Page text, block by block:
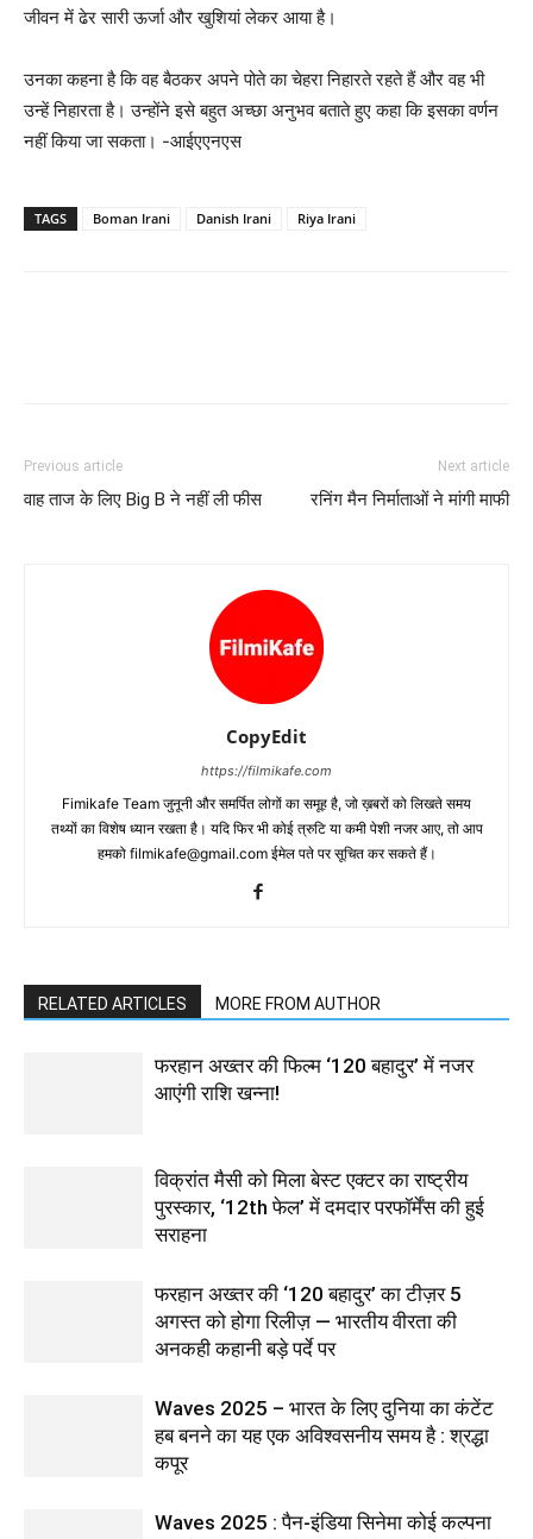
जीवन में ढेर सारी ऊर्जा और खुशियां लेकर आया है।
उनका कहना है कि वह बैठकर अपने पोते का चेहरा निहारते रहते हैं और वह भी
उन्हें निहारता है। उन्होंने इसे बहुत अच्छा अनुभव बताते हुए कहा कि इसका वर्णन
नहीं किया जा सकता। -आईएएनएस
TAGS Boman Irani Danish Irani Riya Irani
Previous article
वाह ताज के लिए Big B ने नहीं ली फीस
Next article
रनिंग मैन निर्माताओं ने मांगी माफी
CopyEdit
https://filmikafe.com
Fimikafe Team जुनूनी और समर्पित लोगों का समूह है, जो ख़बरों को लिखते समय
तथ्‍यों का विशेष ध्‍यान रखता है। यदि फिर भी कोई त्रुटि या कमी पेशी नजर आए, तो आप
हमको filmikafe@gmail.com ईमेल पते पर सूचित कर सकते हैं।
RELATED ARTICLES MORE FROM AUTHOR
फरहान अख्तर की फिल्म ‘120 बहादुर’ में नजर
आएंगी राशि खन्ना!
विक्रांत मैसी को मिला बेस्ट एक्टर का राष्ट्रीय
पुरस्कार, ‘12th फेल’ में दमदार परफॉर्मेंस की हुई
सराहना
फरहान अख्तर की ‘120 बहादुर’ का टीज़र 5
अगस्त को होगा रिलीज़ — भारतीय वीरता की
अनकही कहानी बड़े पर्दे पर
Waves 2025 – भारत के लिए दुनिया का कंटेंट
हब बनने का यह एक अविश्वसनीय समय है : श्रद्धा
कपूर
Waves 2025 : पैन-इंडिया सिनेमा कोई कल्पना